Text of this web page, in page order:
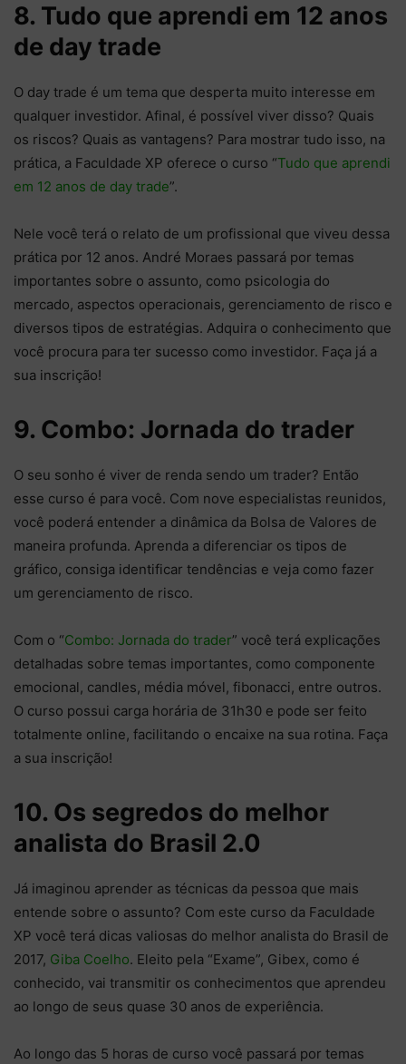
8. Tudo que aprendi em 12 anos
de day trade
O day trade é um tema que desperta muito interesse em
qualquer investidor. Afinal, é possível viver disso? Quais
os riscos? Quais as vantagens? Para mostrar tudo isso, na
prática, a Faculdade XP oferece o curso “Tudo que aprendi
em 12 anos de day trade”.
Nele você terá o relato de um profissional que viveu dessa
prática por 12 anos. André Moraes passará por temas
importantes sobre o assunto, como psicologia do
mercado, aspectos operacionais, gerenciamento de risco e
diversos tipos de estratégias. Adquira o conhecimento que
você procura para ter sucesso como investidor. Faça já a
sua inscrição!
9. Combo: Jornada do trader
O seu sonho é viver de renda sendo um trader? Então
esse curso é para você. Com nove especialistas reunidos,
você poderá entender a dinâmica da Bolsa de Valores de
maneira profunda. Aprenda a diferenciar os tipos de
gráfico, consiga identificar tendências e veja como fazer
um gerenciamento de risco.
Com o “Combo: Jornada do trader” você terá explicações
detalhadas sobre temas importantes, como componente
emocional, candles, média móvel, fibonacci, entre outros.
O curso possui carga horária de 31h30 e pode ser feito
totalmente online, facilitando o encaixe na sua rotina. Faça
a sua inscrição!
10. Os segredos do melhor
analista do Brasil 2.0
Já imaginou aprender as técnicas da pessoa que mais
entende sobre o assunto? Com este curso da Faculdade
XP você terá dicas valiosas do melhor analista do Brasil de
2017, Giba Coelho. Eleito pela “Exame”, Gibex, como é
conhecido, vai transmitir os conhecimentos que aprendeu
ao longo de seus quase 30 anos de experiência.
Ao longo das 5 horas de curso você passará por temas